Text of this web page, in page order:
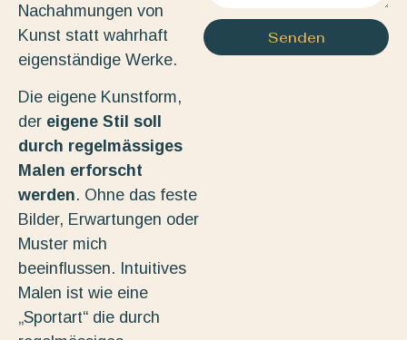
Nachahmungen von
Kunst statt wahrhaft
eigenständige Werke.
Die eigene Kunstform,
der eigene Stil soll
durch regelmässiges
Malen erforscht
werden. Ohne das feste
Bilder, Erwartungen oder
Muster mich
beeinflussen. Intuitives
Malen ist wie eine
„Sportart“ die durch
Senden